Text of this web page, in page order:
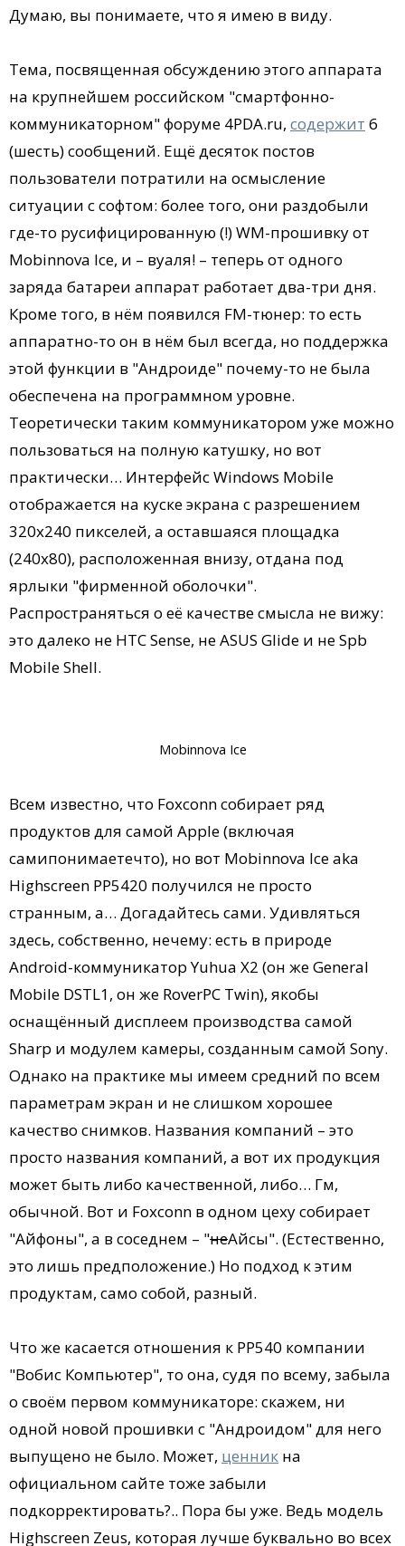
Думаю, вы понимаете, что я имею в виду.
Тема, посвященная обсуждению этого аппарата
на крупнейшем российском "смартфонно-
коммуникаторном" форуме 4PDA.ru, содержит 6
(шесть) сообщений. Ещё десяток постов
пользователи потратили на осмысление
ситуации с софтом: более того, они раздобыли
где-то русифицированную (!) WM-прошивку от
Mobinnova Ice, и – вуаля! – теперь от одного
заряда батареи аппарат работает два-три дня.
Кроме того, в нём появился FM-тюнер: то есть
аппаратно-то он в нём был всегда, но поддержка
этой функции в "Андроиде" почему-то не была
обеспечена на программном уровне.
Теоретически таким коммуникатором уже можно
пользоваться на полную катушку, но вот
практически… Интерфейс Windows Mobile
отображается на куске экрана с разрешением
320х240 пикселей, а оставшаяся площадка
(240х80), расположенная внизу, отдана под
ярлыки "фирменной оболочки".
Распространяться о её качестве смысла не вижу:
это далеко не HTC Sense, не ASUS Glide и не Spb
Mobile Shell.
Mobinnova Ice
Всем известно, что Foxconn собирает ряд
продуктов для самой Apple (включая
самипонимаетечто), но вот Mobinnova Ice aka
Highscreen PP5420 получился не просто
странным, а… Догадайтесь сами. Удивляться
здесь, собственно, нечему: есть в природе
Android-коммуникатор Yuhua X2 (он же General
Mobile DSTL1, он же RoverPC Twin), якобы
оснащённый дисплеем производства самой
Sharp и модулем камеры, созданным самой Sony.
Однако на практике мы имеем средний по всем
параметрам экран и не слишком хорошее
качество снимков. Названия компаний – это
просто названия компаний, а вот их продукция
может быть либо качественной, либо… Гм,
обычной. Вот и Foxconn в одном цеху собирает
"Айфоны", а в соседнем – "неАйсы". (Естественно,
это лишь предположение.) Но подход к этим
продуктам, само собой, разный.
Что же касается отношения к PP540 компании
"Вобис Компьютер", то она, судя по всему, забыла
о своём первом коммуникаторе: скажем, ни
одной новой прошивки с "Андроидом" для него
выпущено не было. Может, ценник на
официальном сайте тоже забыли
подкорректировать?.. Пора бы уже. Ведь модель
Highscreen Zeus, которая лучше буквально во всех